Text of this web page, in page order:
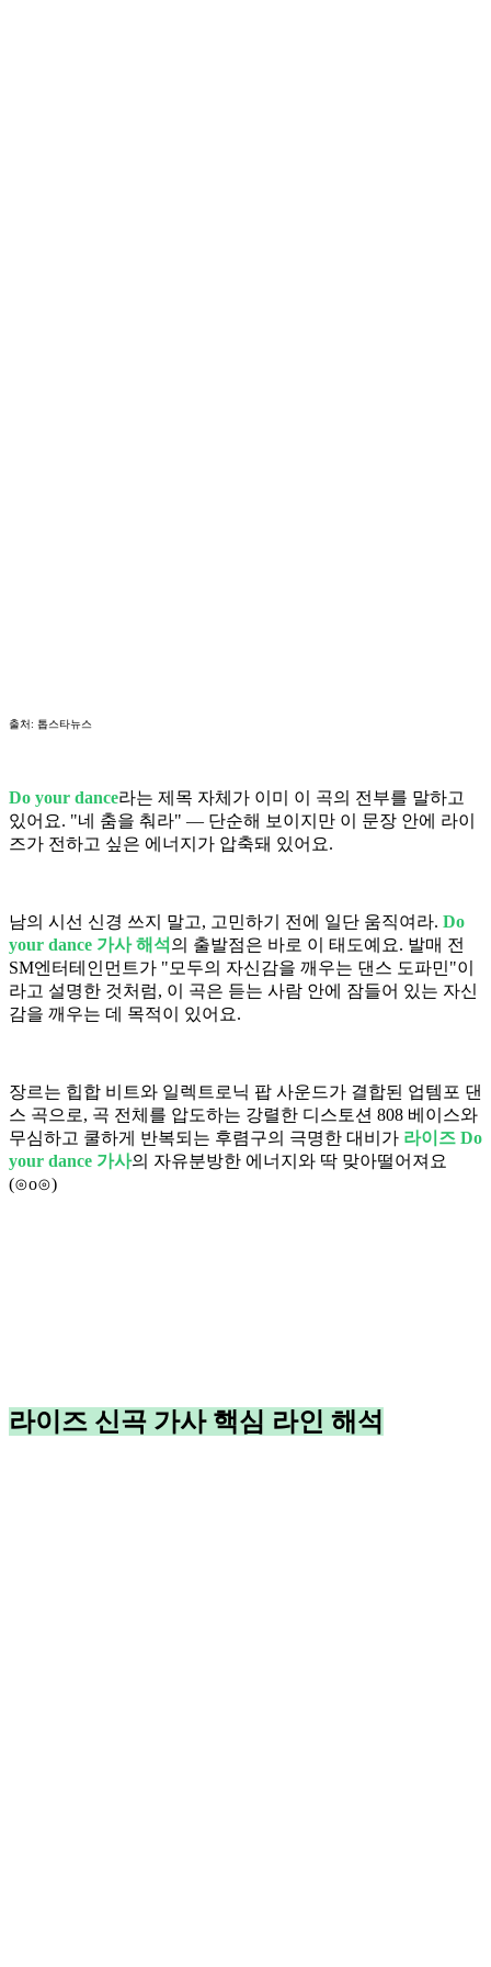
출처: 톱스타뉴스
Do your dance라는 제목 자체가 이미 이 곡의 전부를 말하고
있어요. "네 춤을 춰라" — 단순해 보이지만 이 문장 안에 라이
즈가 전하고 싶은 에너지가 압축돼 있어요.
남의 시선 신경 쓰지 말고, 고민하기 전에 일단 움직여라. Do
your dance 가사 해석 의 출발점은 바로 이 태도예요. 발매 전
SM엔터테인먼트가 "모두의 자신감을 깨우는 댄스 도파민"이
라고 설명한 것처럼, 이 곡은 듣는 사람 안에 잠들어 있는 자신
감을 깨우는 데 목적이 있어요.
장르는 힙합 비트와 일렉트로닉 팝 사운드가 결합된 업템포 댄
스 곡으로, 곡 전체를 압도하는 강렬한 디스토션 808 베이스와
무심하고 쿨하게 반복되는 후렴구의 극명한 대비가 라이즈 Do
your dance 가사의 자유분방한 에너지와 딱 맞아떨어져요
(⊙o⊙)
라이즈 신곡 가사 핵심 라인 해석